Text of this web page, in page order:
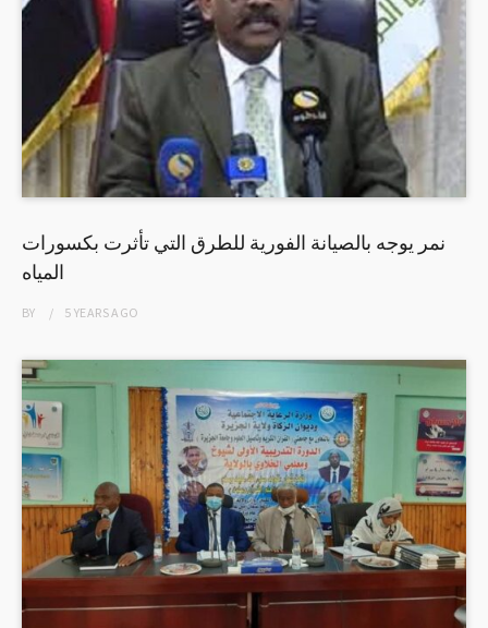
نمر يوجه بالصيانة الفورية للطرق التي تأثرت بكسورات
المياه
BY 5 YEARSAGO